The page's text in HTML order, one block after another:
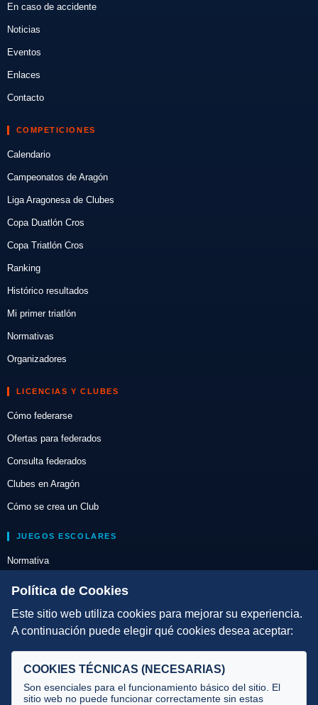
En caso de accidente
Noticias
Eventos
Enlaces
Contacto
COMPETICIONES
Calendario
Campeonatos de Aragón
Liga Aragonesa de Clubes
Copa Duatlón Cros
Copa Triatlón Cros
Ranking
Histórico resultados
Mi primer triatlón
Normativas
Organizadores
LICENCIAS Y CLUBES
Cómo federarse
Ofertas para federados
Consulta federados
Clubes en Aragón
Cómo se crea un Club
JUEGOS ESCOLARES
Normativa
Escuelas de Triatlón
DIRECCIÓN TÉCNICA
Selecciones
Tecnificación
Política de Cookies
Este sitio web utiliza cookies para mejorar su experiencia.
A continuación puede elegir qué cookies desea aceptar:
COOKIES TÉCNICAS (NECESARIAS)
Son esenciales para el funcionamiento básico del sitio. El
sitio web no puede funcionar correctamente sin estas